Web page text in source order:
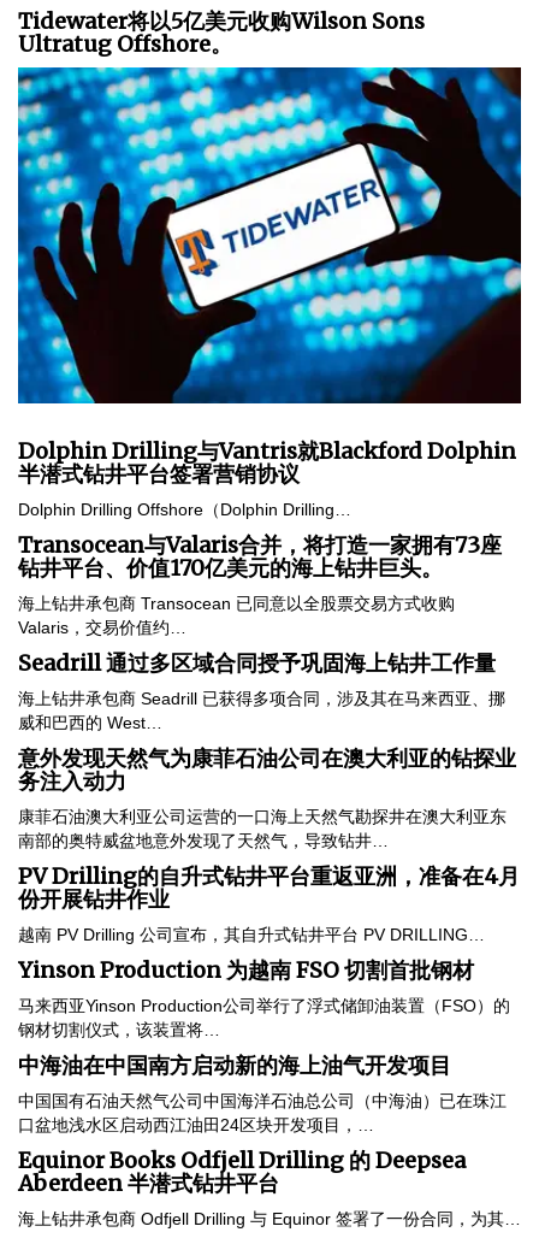
Tidewater将以5亿美元收购Wilson Sons
Ultratug Offshore。
Dolphin Drilling与Vantris就Blackford Dolphin
半潜式钻井平台签署营销协议
Dolphin Drilling Offshore（Dolphin Drilling…
Transocean与Valaris合并，将打造一家拥有73座
钻井平台、价值170亿美元的海上钻井巨头。
海上钻井承包商 Transocean 已同意以全股票交易方式收购
Valaris，交易价值约…
Seadrill 通过多区域合同授予巩固海上钻井工作量
海上钻井承包商 Seadrill 已获得多项合同，涉及其在马来西亚、挪
威和巴西的 West…
意外发现天然气为康菲石油公司在澳大利亚的钻探业
务注入动力
康菲石油澳大利亚公司运营的一口海上天然气勘探井在澳大利亚东
南部的奥特威盆地意外发现了天然气，导致钻井…
PV Drilling的自升式钻井平台重返亚洲，准备在4月
份开展钻井作业
越南 PV Drilling 公司宣布，其自升式钻井平台 PV DRILLING…
Yinson Production 为越南 FSO 切割首批钢材
马来西亚Yinson Production公司举行了浮式储卸油装置（FSO）的
钢材切割仪式，该装置将…
中海油在中国南方启动新的海上油气开发项目
中国国有石油天然气公司中国海洋石油总公司（中海油）已在珠江
口盆地浅水区启动西江油田24区块开发项目，…
Equinor Books Odfjell Drilling 的 Deepsea
Aberdeen 半潜式钻井平台
海上钻井承包商 Odfjell Drilling 与 Equinor 签署了一份合同，为其…